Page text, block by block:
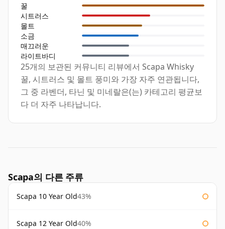
꿀
시트러스
몰트
소금
매끄러운
라이트바디
25개의 보관된 커뮤니티 리뷰에서 Scapa Whisky
꿀, 시트러스 및 몰트 풍미와 가장 자주 연관됩니다,
그 중 라벤더, 타닌 및 미네랄은(는) 카테고리 평균보
다 더 자주 나타납니다.
Scapa의 다른 주류
Scapa 10 Year Old43%
Scapa 12 Year Old40%